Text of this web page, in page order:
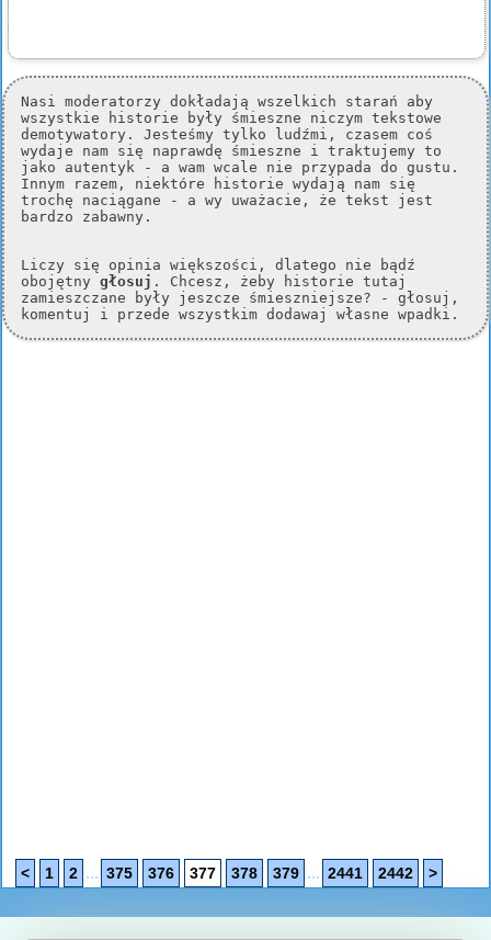
Nasi moderatorzy dokładają wszelkich starań aby
wszystkie historie były śmieszne niczym tekstowe
demotywatory. Jesteśmy tylko ludźmi, czasem coś
wydaje nam się naprawdę śmieszne i traktujemy to
jako autentyk - a wam wcale nie przypada do gustu.
Innym razem, niektóre historie wydają nam się
trochę naciągane - a wy uważacie, że tekst jest
bardzo zabawny.
Liczy się opinia większości, dlatego nie bądź
obojętny głosuj . Chcesz, żeby historie tutaj
zamieszczane były jeszcze śmieszniejsze? - głosuj,
komentuj i przede wszystkim dodawaj własne wpadki.
< 1 2 ... 375 376 377 378 379 ... 2441 2442 >